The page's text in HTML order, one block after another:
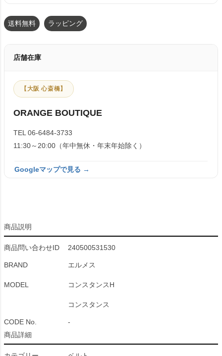
送料無料 ラッピング
店舗在庫
【大阪 心斎橋】
ORANGE BOUTIQUE
TEL 06-6484-3733
11:30～20:00（年中無休・年末年始除く）
Googleマップで見る →
商品説明
商品問い合わせID 240500531530
BRAND エルメス
MODEL コンスタンスH
コンスタンス
CODE No.
-
商品詳細